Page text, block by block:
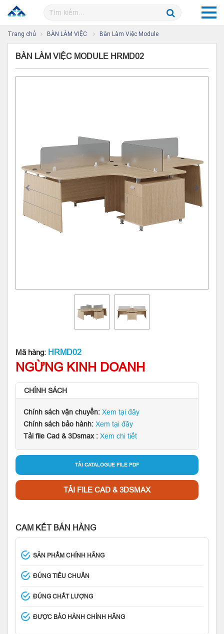
Trang chủ BÀN LÀM VIỆC Bàn Làm Việc Module
BÀN LÀM VIỆC MODULE HRMD02
Mã hàng: HRMD02
NGỪNG KINH DOANH
CHÍNH SÁCH
Chính sách vận chuyển: Xem tại đây
Chính sách bảo hành: Xem tại đây
Tải file Cad & 3Dsmax : Xem chi tiết
TẢI CATALOGUE FILE PDF
TẢI FILE CAD & 3DSMAX
CAM KẾT BÁN HÀNG
SẢN PHẨM CHÍNH HÃNG
ĐÚNG TIÊU CHUẨN
ĐÚNG CHẤT LƯỢNG
ĐƯỢC BẢO HÀNH CHÍNH HÃNG